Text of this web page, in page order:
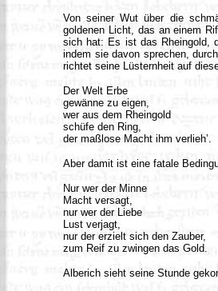
Von seiner Wut über die
goldenen Licht, das an einem
sich hat: Es ist das Rheingold,
indem sie davon sprechen,
richtet seine Lüsternheit auf
Der Welt Erbe
gewänne zu eigen,
wer aus dem Rheingold
schüfe den Ring,
der maßlose Macht ihm verlieh’.
Aber damit ist eine fatale
Nur wer der Minne
Macht versagt,
nur wer der Liebe
Lust verjagt,
nur der erzielt sich den Zauber,
zum Reif zu zwingen das Gold.
Alberich sieht seine Stunde